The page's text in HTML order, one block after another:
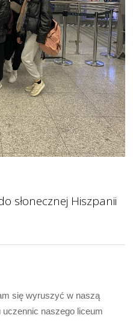
słonecznej Hiszpanii
się wyruszyć w naszą
naszego liceum